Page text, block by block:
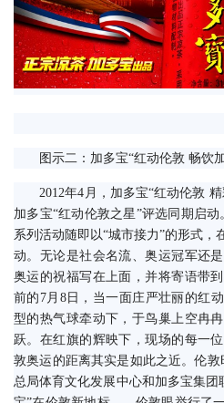
图示二：加多宝“红动伦敦 畅饮
2012年4月，加多宝“红动伦敦 精
加多宝“红动伦敦之星”评选同期启
系列活动随即以“城市接力”的形式，
动。无论是社会名流、奥运冠军还
奥运的祝福写在上面，并将寄语带
前的7月8日，当一面庄严壮丽的红
型的热气球牵动下，于鸟巢上空冉
跃。在红旗的辉映下，现场的每一
敦奥运的距离其实是如此之近。伦
总局体育文化发展中心和加多宝集团